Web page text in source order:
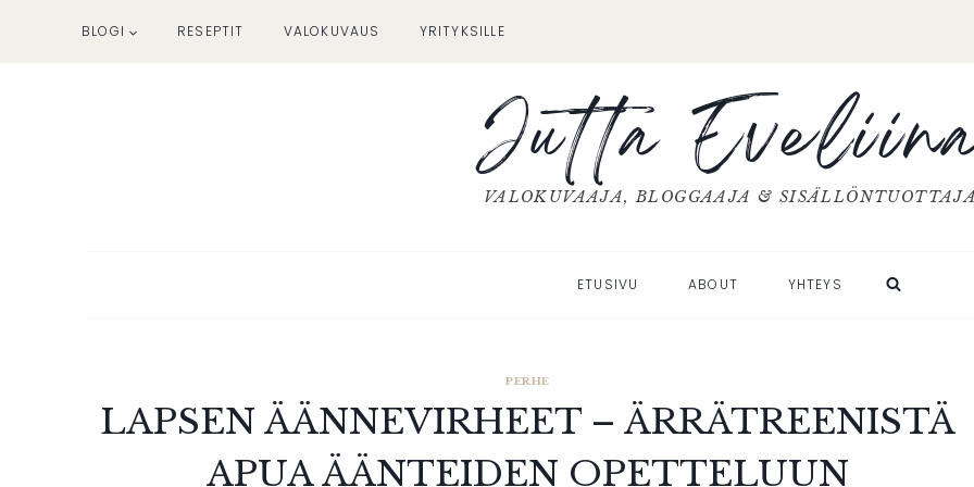
BLOGI RESEPTIT VALOKUVAUS YRITYKSILLE
Jutta
VALOKUVAAJA, BLOGGAAJA &
ETUSIVU ABOUT YHTEYS
PERHE
LAPSEN ÄÄNNEVIRHEET – ÄRRÄTREENISTÄ
APUA ÄÄNTEIDEN OPETTELUUN